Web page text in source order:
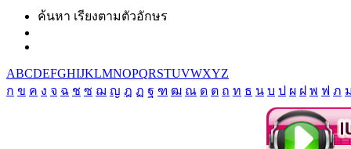
ค้นหา เรียงตามตัวอักษร
ABCDEFGHIJKLMNOPQRSTUVWXYZ
ก ข ค ง จ ฉ ช ซ ฌ ญ ฎ ฏ ฐ ฑ ฒ ณ ด ต ถ ท ธ น บ ป ผ ฝ พ ฟ ภ